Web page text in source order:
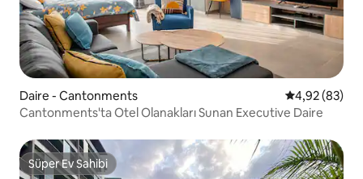
Daire - Cantonments 5 üzerinden
4,92 (83)
Cantonments'ta Otel Olanakları Sunan Executive Daire
Süper Ev Sahibi
Süper Ev Sahibi